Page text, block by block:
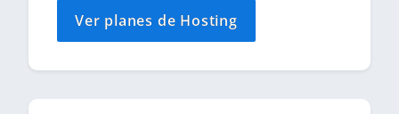
Ver planes de Hosting